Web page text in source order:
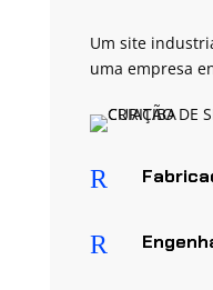
Um site
uma empresa
R
R